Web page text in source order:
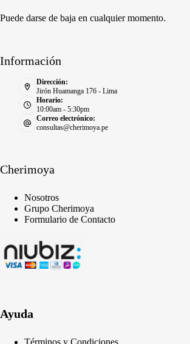
Puede darse de baja en cualquier momento.
Información
Dirección:
Jirón Huamanga 176 - Lima
Horario:
10:00am - 5:30pm
Correo electrónico:
consultas@cherimoya.pe
Cherimoya
Nosotros
Grupo Cherimoya
Formulario de Contacto
Ayuda
Términos y Condiciones